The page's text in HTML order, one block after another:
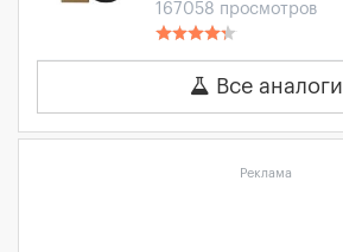
167058 просмотров
Все аналоги
Реклама